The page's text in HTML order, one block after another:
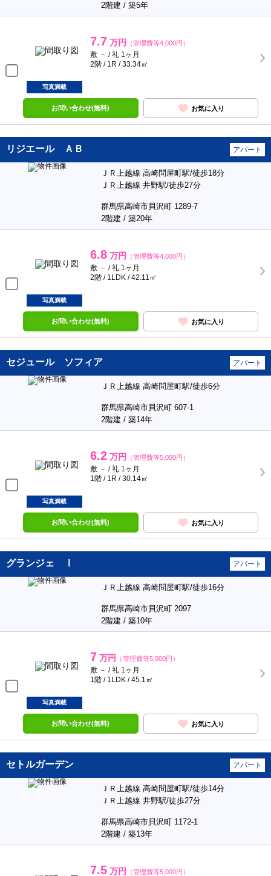
2階建 / 築5年
7.7 万円 （管理費等4,000円）
敷 － / 礼 1ヶ月
2階 / 1R / 33.34㎡
写真満載
お問い合わせ(無料) お気に入り
リジエール ＡＢ アパート
ＪＲ上越線 高崎問屋町駅/徒歩18分
ＪＲ上越線 井野駅/徒歩27分
群馬県高崎市貝沢町 1289-7
2階建 / 築20年
6.8 万円 （管理費等4,000円）
敷 － / 礼 1ヶ月
2階 / 1LDK / 42.11㎡
写真満載
お問い合わせ(無料) お気に入り
セジュール ソフィア アパート
ＪＲ上越線 高崎問屋町駅/徒歩6分
群馬県高崎市貝沢町 607-1
2階建 / 築14年
6.2 万円 （管理費等5,000円）
敷 － / 礼 1ヶ月
1階 / 1R / 30.14㎡
写真満載
お問い合わせ(無料) お気に入り
グランジェ Ⅰ アパート
ＪＲ上越線 高崎問屋町駅/徒歩16分
群馬県高崎市貝沢町 2097
2階建 / 築10年
7 万円 （管理費等5,000円）
敷 － / 礼 1ヶ月
1階 / 1LDK / 45.1㎡
写真満載
お問い合わせ(無料) お気に入り
セトルガーデン アパート
ＪＲ上越線 高崎問屋町駅/徒歩14分
ＪＲ上越線 井野駅/徒歩27分
群馬県高崎市貝沢町 1172-1
2階建 / 築13年
7.5 万円 （管理費等5,000円）